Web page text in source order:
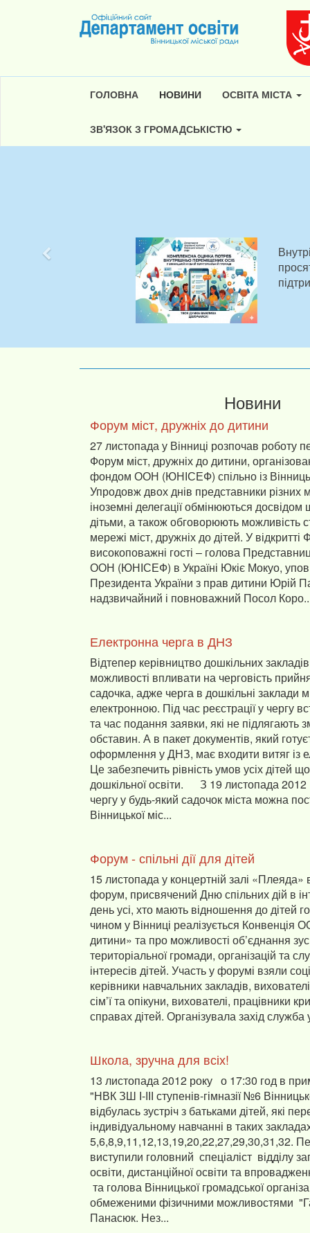
ГОЛОВНА НОВИНИ ОСВІТА МІСТА
ЗВ'ЯЗОК З ГРОМАДСЬКІСТЮ
Новини
Форум міст, дружніх до дитини
27 листопада у Вінниці розпочав роботу
Форум міст, дружніх до дитини,
фондом ООН (ЮНІСЕФ) спільно із
Упродовж двох днів представники різних
іноземні делегації обмінюються досвідом
дітьми, а також обговорюють можливість
мережі міст, дружніх до дітей. У
високоповажні гості – голова
ООН (ЮНІСЕФ) в Україні Юкіє Мокуо,
Президента України з прав дитини Юрій
надзвичайний і повноважний Посол
Електронна черга в ДНЗ
Відтепер керівництво дошкільних
можливості впливати на черговість
садочка, адже черга в дошкільні заклади
електронною. Під час реєстрації у чергу
та час подання заявки, які не підлягають
обставин. А в пакет документів, який
оформлення у ДНЗ, має входити витяг із
Це забезпечить рівність умов усіх дітей
дошкільної освіти. З 19 листопада 2012
чергу у будь-який садочок міста можна
Вінницької міс...
Форум - спільні дії для дітей
15 листопада у концертній залі
форум, присвячений Дню спільних дій в
день усі, хто мають відношення до дітей
чином у Вінниці реалізується
дитини» та про можливості об’єднання
територіальної громади, організацій та
інтересів дітей. Участь у форумі взяли
керівники навчальних закладів,
сім’ї та опікуни, вихователі, працівники
справах дітей. Організувала захід служба
Школа, зручна для всіх!
13 листопада 2012 року о 17:30 год в
"НВК ЗШ І-ІІІ ступенів-гімназії №6
відбулась зустріч з батьками дітей, які
індивідуальному навчанні в таких
5,6,8,9,11,12,13,19,20,22,27,29,30,31,32.
виступили головний спеціаліст відділу
освіти, дистанційної освіти та
та голова Вінницької громадської
обмеженими фізичними можливостями
Панасюк. Нез...